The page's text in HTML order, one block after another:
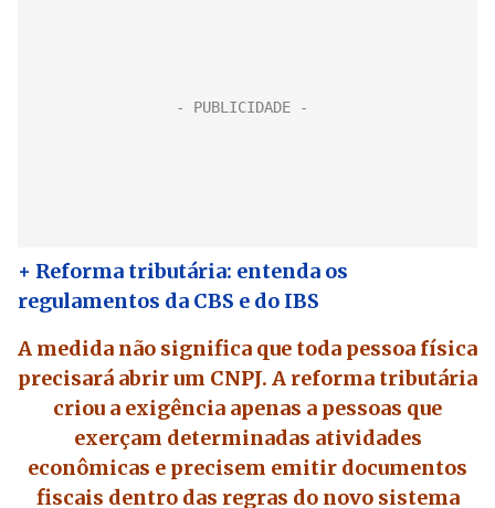
+ Reforma tributária: entenda os
regulamentos da CBS e do IBS
A medida não significa que toda pessoa física
precisará abrir um CNPJ. A reforma tributária
criou a exigência apenas a pessoas que
exerçam determinadas atividades
econômicas e precisem emitir documentos
fiscais dentro das regras do novo sistema